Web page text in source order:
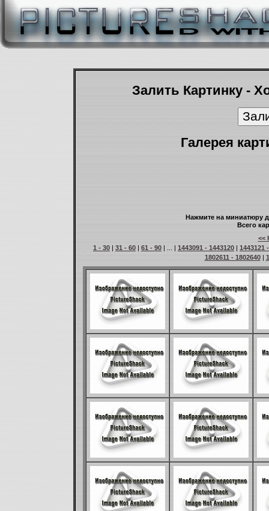
Залить Картинку -
Галерея
Нажмите на миниатюру
Всего
<<
1 - 30 | 31 - 60 | 61 - 90 | ... | 1443091 - 1443120 | 1443121
1802611 - 1802640|